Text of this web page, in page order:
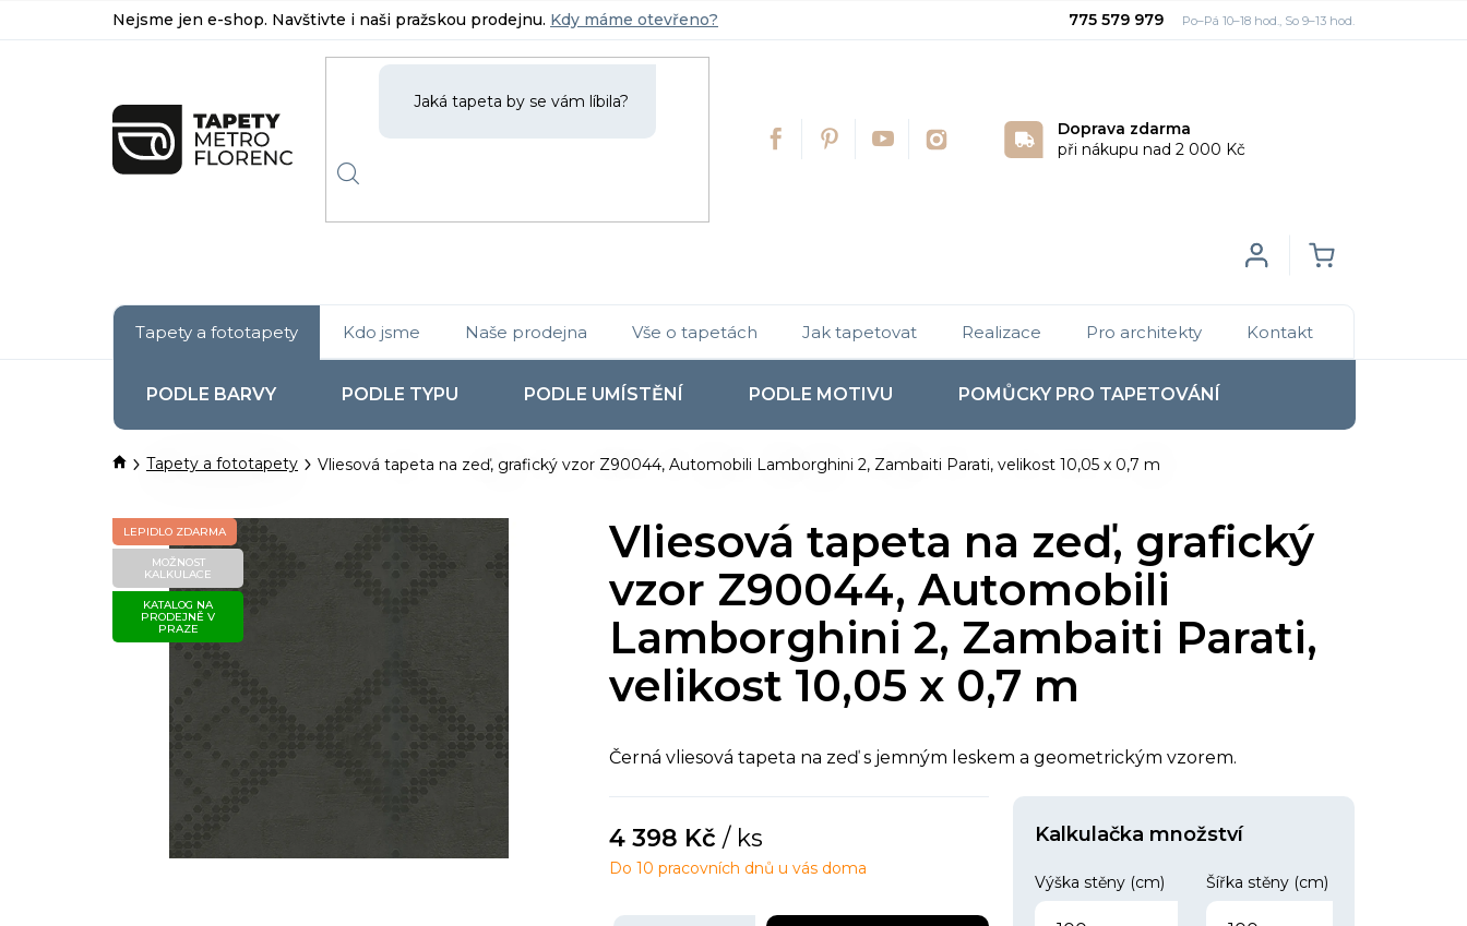
na
Nejsme jen e-shop. Navštivte i naši pražskou prodejnu. Kdy máme otevřeno? 775 579 979
Doprava zdarma
při nákupu nad 2 000 Kč
Login
Tapety a fototapety
PODLE BARVY PODLE TYPU PODLE UMÍSTĚNÍ PODLE MOTIVU POMŮCKY PRO TAPETOVÁNÍ
Kdo jsme Naše prodejna Vše o tapetách Jak tapetovat Realizace Pro architekty Kontakt
DomůTapety a fototapety Vliesová tapeta na zeď, grafický vzor Z90044, Automobili Lamborghini 2, Zambaiti Parati, velikost 10,05 x 0,7 m
Vliesová tapeta na zeď, grafický
vzor Z90044, Automobili
Lamborghini 2, Zambaiti Parati,
velikost 10,05 x 0,7 m
Černá vliesová tapeta na zeď s jemným leskem a geometrickým vzorem.
4 398 Kč/ ks
Do 10 pracovních dnů u vás doma
Kalkulačka množství
Výška stěny (cm) Šířka stěny (cm)
LEPIDLO ZDARMA
MOŽNOST
KALKULACE
KATALOG NA
PRODEJNĚ V
PRAZE